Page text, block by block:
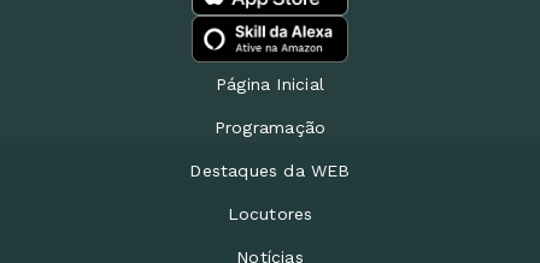
Página Inicial
Programação
Destaques da WEB
Locutores
Notícias